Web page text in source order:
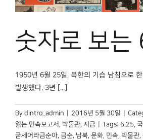
숫자로 보는
1950년 6월 25일, 북한의 기습 남침으로 한
발생했다. 3년 [...]
By dintro_admin 2016년 5월 30일
읽는 민속보고서 , 박물관, 지금 Tags: 6.25,
굳세어라금순아, 금순, 남북, 문화, 민속, 박물관,